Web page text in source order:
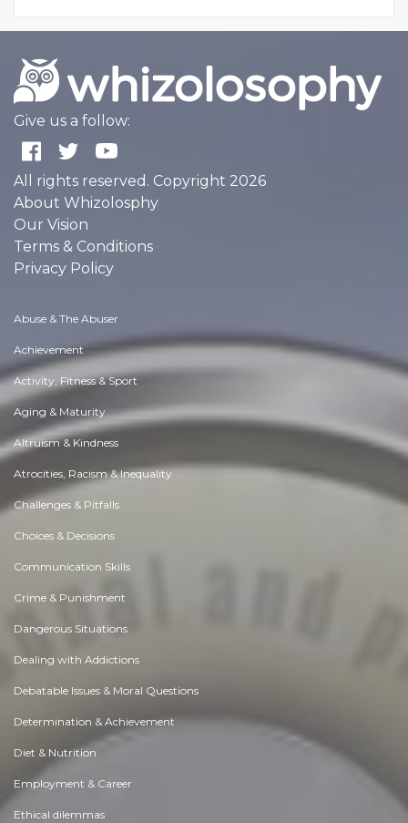
Give us a follow:
All rights reserved. Copyright 2026
About Whizolosphy
Our Vision
Terms & Conditions
Privacy Policy
Abuse & The Abuser
Achievement
Activity, Fitness & Sport
Aging & Maturity
Altruism & Kindness
Atrocities, Racism & Inequality
Challenges & Pitfalls
Choices & Decisions
Communication Skills
Crime & Punishment
Dangerous Situations
Dealing with Addictions
Debatable Issues & Moral Questions
Determination & Achievement
Diet & Nutrition
Employment & Career
Ethical dilemmas